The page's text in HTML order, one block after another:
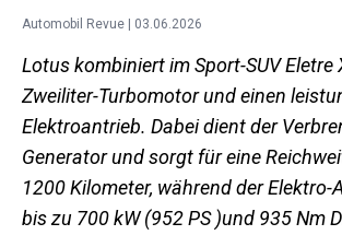
Automobil Revue | 03.06.2026
Lotus kombiniert im Sport-SUV Eletre
Zweiliter-Turbomotor und einen
Elektroantrieb. Dabei dient der
Generator und sorgt für eine
1200 Kilometer, während der
bis zu 700 kW (952 PS )und 935 Nm